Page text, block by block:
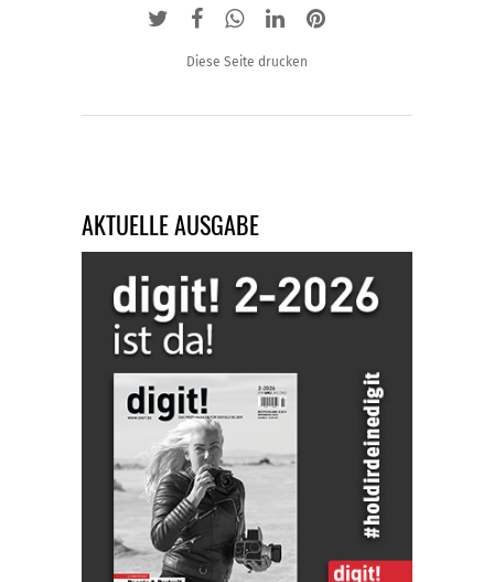
Diese Seite drucken
AKTUELLE AUSGABE